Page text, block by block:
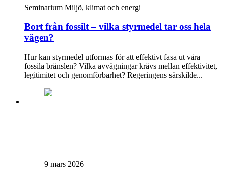
Seminarium Miljö, klimat och energi
Bort från fossilt – vilka styrmedel tar oss hela
vägen?
Hur kan styrmedel utformas för att effektivt fasa ut våra
fossila bränslen? Vilka avvägningar krävs mellan effektivitet,
legitimitet och genomförbarhet? Regeringens särskilde...
9 mars 2026